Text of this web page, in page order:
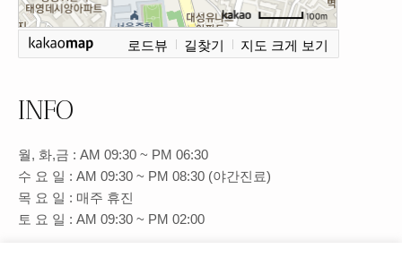
로드뷰 길찾기 지도 크게 보기
INFO
월, 화,금 : AM 09:30 ~ PM 06:30
수 요 일 : AM 09:30 ~ PM 08:30 (야간진료)
목 요 일 : 매주 휴진
토 요 일 : AM 09:30 ~ PM 02:00